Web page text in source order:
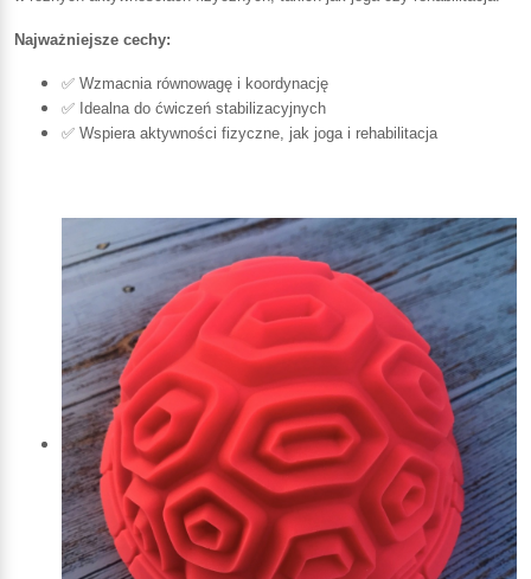
Najważniejsze cechy:
✅ Wzmacnia równowagę i koordynację
✅ Idealna do ćwiczeń stabilizacyjnych
✅ Wspiera aktywności fizyczne, jak joga i rehabilitacja